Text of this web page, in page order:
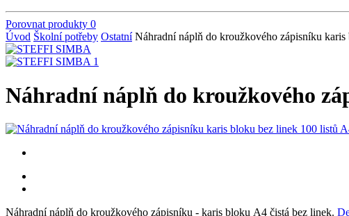
Porovnat produkty 0
Úvod Školní potřeby Ostatní Náhradní náplň do kroužkového zápisníku
Náhradní náplň do kroužkového
Náhradní náplň do kroužkového zápisníku - karis bloku A4 čistá bez linek.